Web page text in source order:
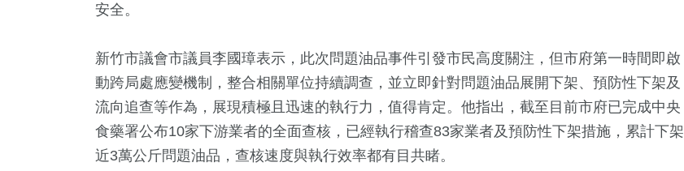
安全。
新竹市議會市議員李國璋表示，此次問題油品事件引發市民高度關注，但市府第一時間即啟
動跨局處應變機制，整合相關單位持續調查，並立即針對問題油品展開下架、預防性下架及
流向追查等作為，展現積極且迅速的執行力，值得肯定。他指出，截至目前市府已完成中央
食藥署公布10家下游業者的全面查核，已經執行稽查83家業者及預防性下架措施，累計下架
近3萬公斤問題油品，查核速度與執行效率都有目共睹。